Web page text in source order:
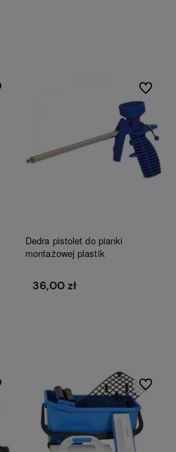
Dedra pistolet do pianki
montażowej plastik
36,00 zł
Do
Do